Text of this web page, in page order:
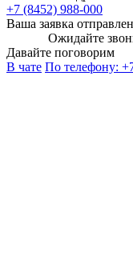
+7 (8452) 988-000
Ваша заявка
Ожидайте
Давайте поговорим
В чате По телефону: